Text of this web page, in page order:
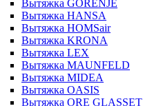
Вытяжка GORENJE
Вытяжка HANSA
Вытяжка HOMSair
Вытяжка KRONA
Вытяжка LEX
Вытяжка MAUNFELD
Вытяжка MIDEA
Вытяжка OASIS
Вытяжка ORE GLASSET